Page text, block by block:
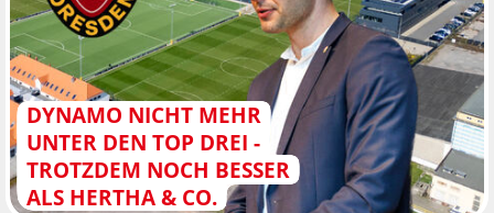
DYNAMO NICHT MEHR
UNTER DEN TOP DREI -
TROTZDEM NOCH BESSER
ALS HERTHA & CO.